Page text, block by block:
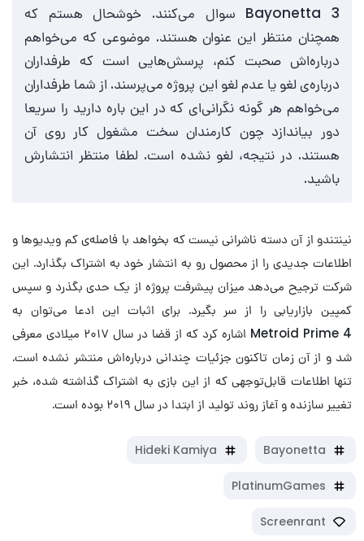
Bayonetta 3 سوال می‌کنند. خوشحال هستم که
همچنان منتظر این عنوان هستند. موضوعی که می‌خواهم
درباره‌اش صحبت کنم، پرسش‌هایی است که طرفداران
درباره‌ی لغو یا عدم لغو این پروژه می‌پرسند. از شما طرفداران
می‌خواهم هر گونه نگرانی‌ای که در این باره دارید را سریعا
دور بیاندازد چون کارمندان سخت مشغول کار روی آن
هستند. در نتیجه، لغو نشده است. لطفا منتظر انتشارش
باشید.
نینتندو از آن دسته ناشرانی نیست که بخواهد با فاصله‌ی کم ویدیوها و
اطلاعات جدیدی را از محصول رو به انتشار خود به اشتراک بگذارد. این
شرکت ترجیح می‌دهد میزان پیشرفت پروژه از یک حدی بگذرد و سپس
کمپین بازاریابی را از سر بگیرد. برای اثبات این ادعا می‌توان به
Metroid Prime 4 اشاره کرد که از قضا در سال ۲۰۱۷ میلادی معرفی
شد و از آن زمان تاکنون جزئیات چندانی درباره‌اش منتشر نشده است.
تنها اطلاعات قابل‌توجهی که از این بازی به اشتراک گذاشته شده، خبر
تغییر سازنده و آغاز روند تولید از ابتدا در سال ۲۰۱۹ بوده است.
Bayonetta
Hideki Kamiya
PlatinumGames
Screenrant